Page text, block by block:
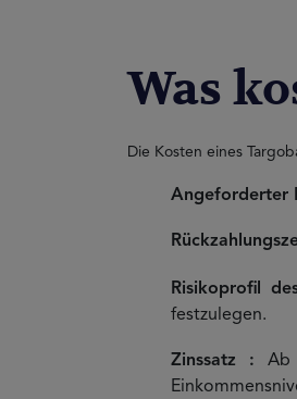
Was
Die Kosten eines
Angeforderter
Risikoprofil
festzulegen.
Zinssatz :Ab